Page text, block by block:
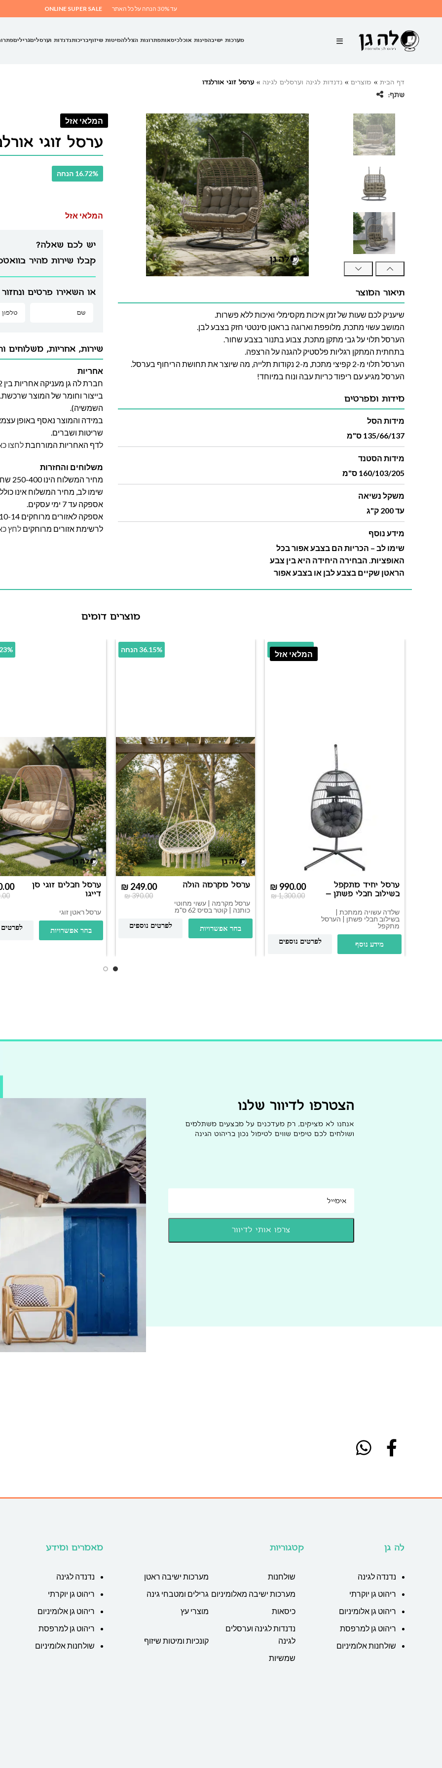
עד 30% הנחה על כל האתר ONLINE SUPER SALE
מערכות ישיבהפינות אוכלכיסאותפתרונות הצללהמיטות שיזוףבריכותנדנדות וערסליםגרילים
דף הבית » מוצרים » נדנדות לגינה וערסלים לגינה » ערסל זוגי אורלנדו
שתף:
תיאור המוצר
שיעניק לכם שעות של זמן איכות מקסימלי ואיכות ללא פשרות.
המושב עשוי מתכת, מלופפת וארוגה בראטן סינטטי חזק בצבע לבן.
הערסל תלוי על גבי מתקן מתכת, צבוע בתנור בצבע שחור.
בתחתית המתקן רגליות פלסטיק להגנה על הרצפה.
הערסל תלוי מ-2 קפיצי מתכת, מ-2 נקודות תלייה, מה שיוצר את תחושת הריחוף בערסל.
הערסל מגיע עם ריפוד כריות עבה ונוח במיוחד!
מידות ומפרטים
מידות הסל
135/66/137 ס"מ
מידות הסטנד
160/103/205 ס"מ
משקל נשיאה
עד 200 ק"ג
מידע נוסף
שימו לב – הכריות הם בצבע אפור בכל
האופציות. הבחירה היחידה היא בין צבע
הראטן שקיים בצבע לבן או בצבע אפור
המלאי אזל
ערסל זוגי
16.72% הנחה
המלאי אזל
יש לכם שאלה?
קבלו שירות מהיר
או השאירו פרטים
שירות, אחריות, משלוחים
אחריות
בייצור וחומר של המוצר שרכשת.
השמשיה).
במידה והמוצר נאסף באופן
שריטות ושברים.
לדף האחריות המורחבתלחצו
משלוחים והחזרות
מחיר המשלוח הינו 250-400 שח וייקבע על פי אזור מגוריכם.
שימו לב, מחיר המשלוח אינו
אספקה עד 7 ימי עסקים.
אספקה לאזורים מרוחקים 10-14 ימי עסקים
לרשימת אזורים מרוחקים לחץ
מוצרים דומים
המלאי אזל
23.85% הנחה
ערסל יחיד מתקפל
בשילוב חבלי פשתן –
שלדה עשויה ממתכת |
בשילוב חבלי פשתן | הערסל
מתקפל
₪1,300.00
₪ 990.00
מידע נוסף לפרטים נוספים
36.15% הנחה
ערסל מקרמה הולה
ערסל מקרמה | עשוי מחוטי
כותנה | קוטר בסיס 62 ס"מ
₪390.00
₪ 249.00
בחר אפשרויות לפרטים נוספים
ערסל חבלים זוגי סן
דייגו
ערסל ראטן זוגי
בחר אפשרויות לפרטים
הצטרפו לדיוור שלנו
אנחנו לא מציקים, רק מעדכנים על מבצעים משתלמים
ושולחים לכם טיפים שווים לטיפול נכון בריהוט הגינה
לה גן
נדנדה לגינה
ריהוט גן יוקרתי
ריהוט גן אלומיניום
ריהוט גן למרפסת
שולחנות אלומיניום
קטגוריות
שולחנות
מערכות ישיבה ראטן
מערכות ישיבה מאלומיניום גרילים ומטבחי גינה
כיסאות
מוצרי עץ
נדנדות לגינה וערסלים
לגינה
קונכיות ומיטות שיזוף
שמשיות
מאמרים ומידע
נדנדה לגינה
ריהוט גן יוקרתי
ריהוט גן אלומיניום
ריהוט גן למרפסת
שולחנות אלומיניום